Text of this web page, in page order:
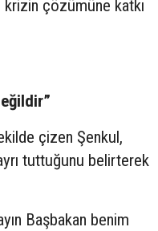
krizin çözümüne katkı
çizen Şenkul,
tuttuğunu belirterek
Başbakan benim